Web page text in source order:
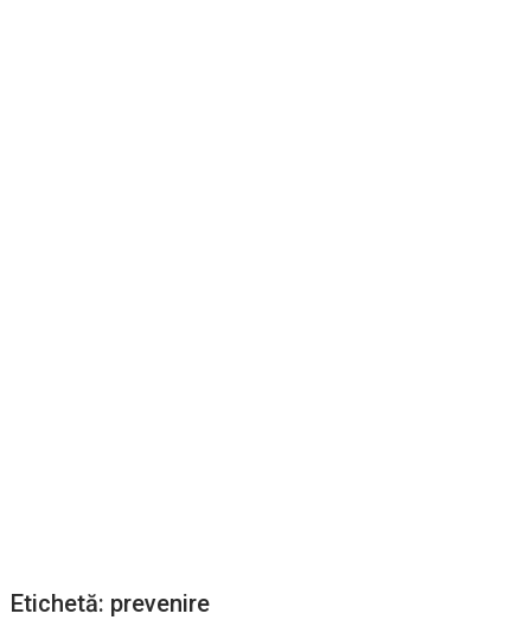
Etichetă: prevenire